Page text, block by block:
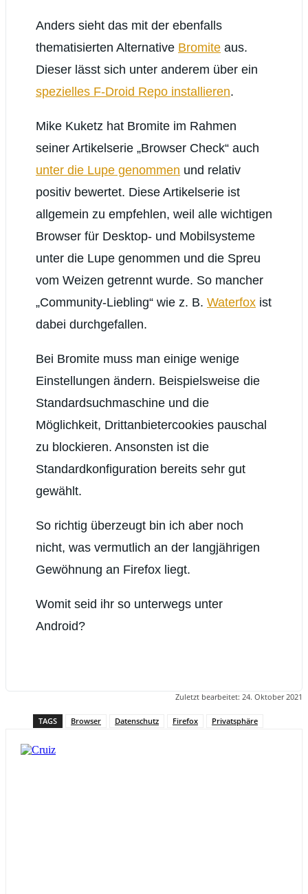
Anders sieht das mit der ebenfalls
thematisierten Alternative Bromite aus.
Dieser lässt sich unter anderem über ein
spezielles F-Droid Repo installieren.
Mike Kuketz hat Bromite im Rahmen
seiner Artikelserie „Browser Check“ auch
unter die Lupe genommen und relativ
positiv bewertet. Diese Artikelserie ist
allgemein zu empfehlen, weil alle wichtigen
Browser für Desktop- und Mobilsysteme
unter die Lupe genommen und die Spreu
vom Weizen getrennt wurde. So mancher
„Community-Liebling“ wie z. B. Waterfox ist
dabei durchgefallen.
Bei Bromite muss man einige wenige
Einstellungen ändern. Beispielsweise die
Standardsuchmaschine und die
Möglichkeit, Drittanbietercookies pauschal
zu blockieren. Ansonsten ist die
Standardkonfiguration bereits sehr gut
gewählt.
So richtig überzeugt bin ich aber noch
nicht, was vermutlich an der langjährigen
Gewöhnung an Firefox liegt.
Womit seid ihr so unterwegs unter
Android?
Zuletzt bearbeitet: 24. Oktober 2021
TAGS Browser Datenschutz Firefox Privatsphäre